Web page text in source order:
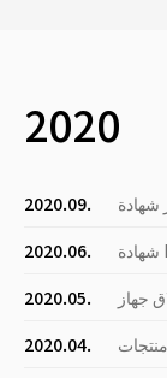
2020
2020.09.
2020.06.
2020.05.
2020.04.